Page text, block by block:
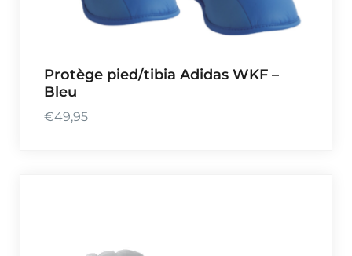
Protège pied/tibia Adidas WKF –
Bleu
€49,95